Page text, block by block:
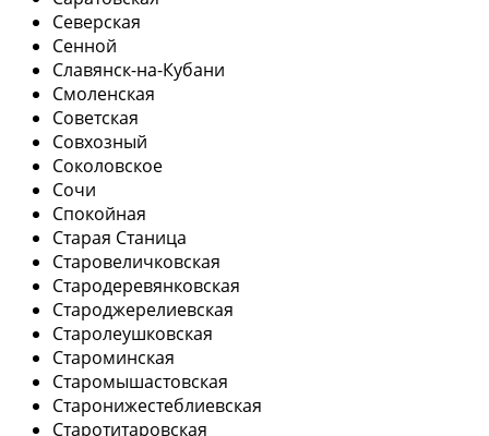
Северская
Сенной
Славянск-на-Кубани
Смоленская
Советская
Совхозный
Соколовское
Сочи
Спокойная
Старая Станица
Старовеличковская
Стародеревянковская
Староджерелиевская
Старолеушковская
Староминская
Старомышастовская
Старонижестеблиевская
Старотитаровская